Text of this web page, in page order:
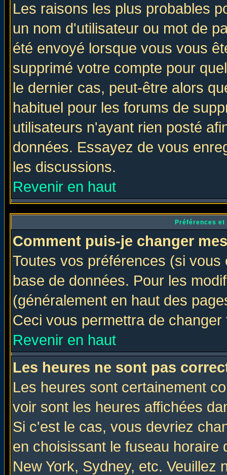
Les raisons les plus probables
un nom d'utilisateur ou mot de
été envoyé lorsque vous vous
supprimé votre compte pour
le dernier cas, peut-être alors
habituel pour les forums de
utilisateurs n'ayant rien posté
données. Essayez de vous
les discussions.
Revenir en haut
Préférences
Comment puis-je changer
Toutes vos préférences (si
base de données. Pour les
(généralement en haut des
Ceci vous permettra de
Revenir en haut
Les heures ne sont pas
Les heures sont certainement
voir sont les heures affichées
Si c'est le cas, vous devriez
en choisissant le fuseau
New York, Sydney, etc. Veuillez